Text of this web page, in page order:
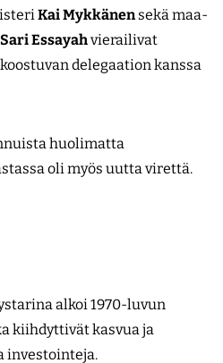
Kai Mykkänensekä maa-
Sari Essayahvierailivat
delegaation kanssa
huolimatta
oli myös uutta virettä.
alkoi 1970-luvun
kiihdyttivät kasvua ja
investointeja.